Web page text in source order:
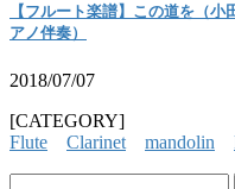
【フルート楽譜】この道を（
アノ伴奏）
2018/07/07
[CATEGORY]
Flute
Clarinet mandolin